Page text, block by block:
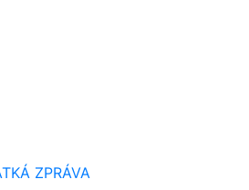
ZPRÁVA